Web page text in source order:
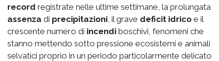
record registrate nelle ultime settimane, la prolungata
assenza di precipitazioni , il grave deficit idrico e il
crescente numero di incendi boschivi, fenomeni che
stanno mettendo sotto pressione ecosistemi e animali
selvatici proprio in un periodo particolarmente delicato